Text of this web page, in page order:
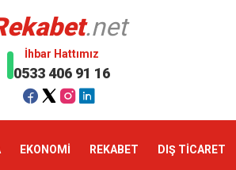
.net
İhbar Hattımız
0533 406 91 16
EKONOMİ REKABET DIŞ TİCARET